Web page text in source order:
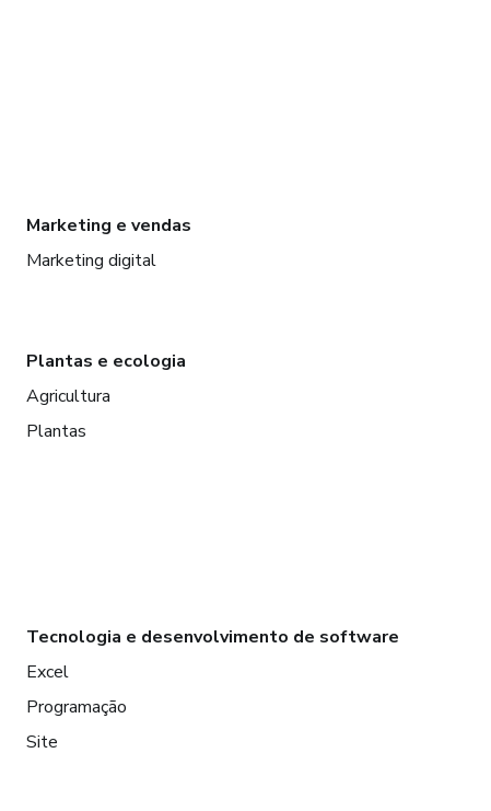
Marketing e vendas
Marketing digital
Plantas e ecologia
Agricultura
Plantas
Tecnologia e desenvolvimento de software
Excel
Programação
Site